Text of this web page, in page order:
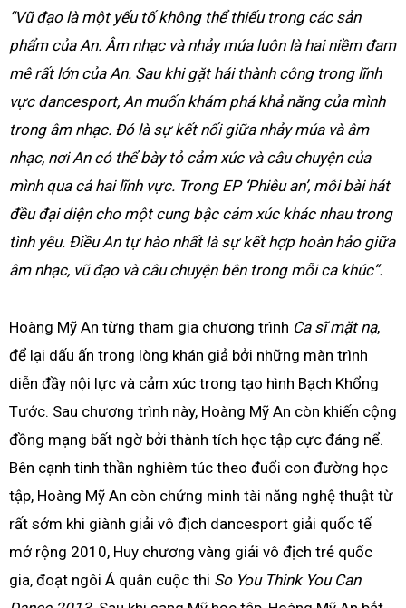
“Vũ đạo là một yếu tố không thể thiếu trong các sản
phẩm của An. Âm nhạc và nhảy múa luôn là hai niềm đam
mê rất lớn của An. Sau khi gặt hái thành công trong lĩnh
vực dancesport, An muốn khám phá khả năng của mình
trong âm nhạc. Đó là sự kết nối giữa nhảy múa và âm
nhạc, nơi An có thể bày tỏ cảm xúc và câu chuyện của
mình qua cả hai lĩnh vực. Trong EP ‘Phiêu an’, mỗi bài hát
đều đại diện cho một cung bậc cảm xúc khác nhau trong
tình yêu. Điều An tự hào nhất là sự kết hợp hoàn hảo giữa
âm nhạc, vũ đạo và câu chuyện bên trong mỗi ca khúc”.
Hoàng Mỹ An từng tham gia chương trình Ca sĩ mặt nạ,
để lại dấu ấn trong lòng khán giả bởi những màn trình
diễn đầy nội lực và cảm xúc trong tạo hình Bạch Khổng
Tước. Sau chương trình này, Hoàng Mỹ An còn khiến cộng
đồng mạng bất ngờ bởi thành tích học tập cực đáng nể.
Bên cạnh tinh thần nghiêm túc theo đuổi con đường học
tập, Hoàng Mỹ An còn chứng minh tài năng nghệ thuật từ
rất sớm khi giành giải vô địch dancesport giải quốc tế
mở rộng 2010, Huy chương vàng giải vô địch trẻ quốc
gia, đoạt ngôi Á quân cuộc thi So You Think You Can